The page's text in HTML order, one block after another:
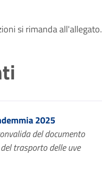
si rimanda all'allegato.
2025
del documento
trasporto delle uve